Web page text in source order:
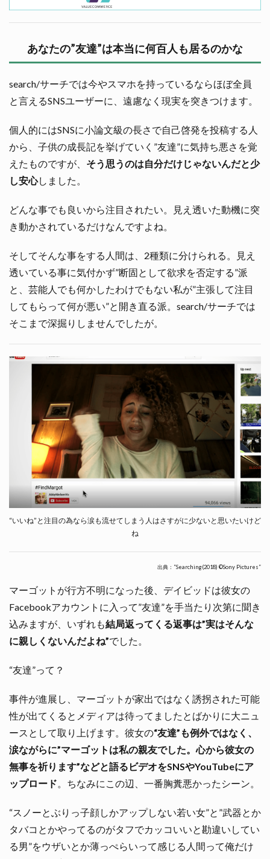
あなたの”友達”は本当に何百人も居るのかな
search/サーチでは今やスマホを持っているならほぼ全員
と言えるSNSユーザーに、遠慮なく現実を突きつけます。
個人的にはSNSに小論文級の長さで自己啓発を投稿する人
から、子供の成長記を挙げていく”友達”に気持ち悪さを覚
えたものですが、 そう思うのは自分だけじゃないんだと少
し安心しました。
どんな事でも良いから注目されたい。見え透いた動機に突
き動かされているだけなんですよね。
そしてそんな事をする人間は、2種類に分けられる。見え
透いている事に気付かず”断固として欲求を否定する”派
と、芸能人でも何かしたわけでもない私が”主張して注目
してもらって何が悪い”と開き直る派。search/サーチでは
そこまで深掘りしませんでしたが。
“いいね”と注目の為なら涙も流せてしまう人はさすがに少ないと思いたいけど
ね
出典：”Searching(2018) ©Sony Pictures”
マーゴットが行方不明になった後、デイビッドは彼女の
Facebookアカウントに入って”友達”を手当たり次第に聞き
込みますが、いずれも結局返ってくる返事は”実はそんな
に親しくないんだよね”でした。
“友達”って？
事件が進展し、マーゴットが家出ではなく誘拐された可能
性が出てくるとメディアは待ってましたとばかりに大ニュ
ースとして取り上げます。彼女の“友達”も例外ではなく、
涙ながらに”マーゴットは私の親友でした。心から彼女の
無事を祈ります”などと語るビデオをSNSやYouTubeにア
ップロード 。ちなみにこの辺、一番胸糞悪かったシーン。
“スノーとぶりっ子顔しかアップしない若い女”と”武器とか
タバコとかやってるのがタフでカッコいいと勘違いしてい
る男”をウザいとか薄っぺらいって感じる人間って俺だけ